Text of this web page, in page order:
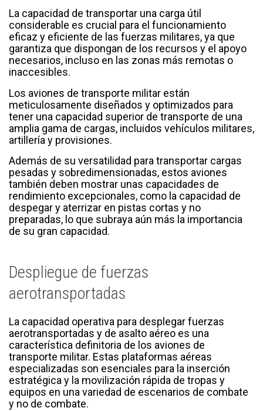
La capacidad de transportar una carga útil
considerable es crucial para el funcionamiento
eficaz y eficiente de las fuerzas militares, ya que
garantiza que dispongan de los recursos y el apoyo
necesarios, incluso en las zonas más remotas o
inaccesibles.
Los aviones de transporte militar están
meticulosamente diseñados y optimizados para
tener una capacidad superior de transporte de una
amplia gama de cargas, incluidos vehículos militares,
artillería y provisiones.
Además de su versatilidad para transportar cargas
pesadas y sobredimensionadas, estos aviones
también deben mostrar unas capacidades de
rendimiento excepcionales, como la capacidad de
despegar y aterrizar en pistas cortas y no
preparadas, lo que subraya aún más la importancia
de su gran capacidad.
Despliegue de fuerzas
aerotransportadas
La capacidad operativa para desplegar fuerzas
aerotransportadas y de asalto aéreo es una
característica definitoria de los aviones de
transporte militar. Estas plataformas aéreas
especializadas son esenciales para la inserción
estratégica y la movilización rápida de tropas y
equipos en una variedad de escenarios de combate
y no de combate.